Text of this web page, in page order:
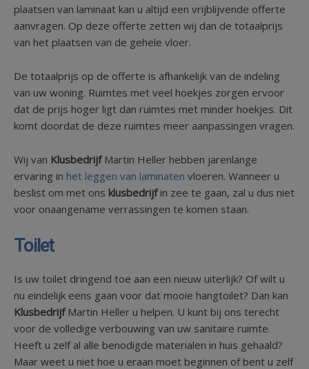
plaatsen van laminaat kan u altijd een vrijblijvende offerte
aanvragen. Op deze offerte zetten wij dan de totaalprijs
van het plaatsen van de gehele vloer.
De totaalprijs op de offerte is afhankelijk van de indeling
van uw woning. Ruimtes met veel hoekjes zorgen ervoor
dat de prijs hoger ligt dan ruimtes met minder hoekjes. Dit
komt doordat de deze ruimtes meer aanpassingen vragen.
Wij van KlusbedrijfMartin Heller hebben jarenlange
ervaring in het leggen van laminaten vloeren. Wanneer u
beslist om met ons klusbedrijfin zee te gaan, zal u dus niet
voor onaangename verrassingen te komen staan.
Toilet
Is uw toilet dringend toe aan een nieuw uiterlijk? Of wilt u
nu eindelijk eens gaan voor dat mooie hangtoilet? Dan kan
KlusbedrijfMartin Heller u helpen. U kunt bij ons terecht
voor de volledige verbouwing van uw sanitaire ruimte.
Heeft u zelf al alle benodigde materialen in huis gehaald?
Maar weet u niet hoe u eraan moet beginnen of bent u zelf